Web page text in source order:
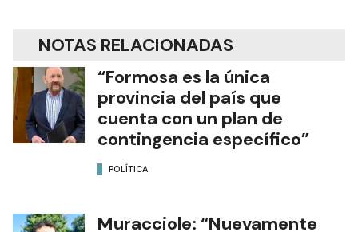
NOTAS RELACIONADAS
“Formosa es la única
provincia del país que
cuenta con un plan de
contingencia específico”
POLÍTICA
Muracciole: “Nuevamente